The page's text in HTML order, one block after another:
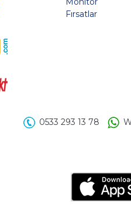
Fırsatlar
0533 293 13 78